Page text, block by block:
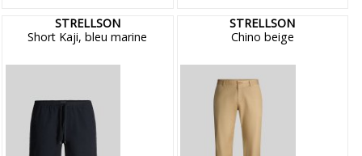
STRELLSON
Short Kaji, bleu marine
STRELLSON
Chino beige